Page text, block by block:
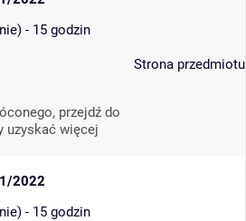
- 15 godzin
przejdź do
uzyskać więcej
Strona przedmiotu
2022
- 15 godzin